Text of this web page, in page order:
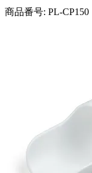
商品番号: PL-CP150